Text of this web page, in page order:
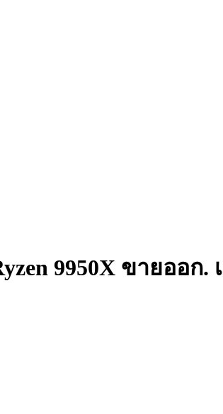
9950X ขายออก.